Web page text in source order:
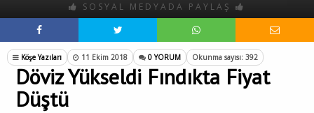
SOSYAL MEDYADA PAYLAŞ
Köşe Yazıları 11 Ekim 2018 0 YORUM Okunma sayısı: 392
Döviz Yükseldi Fındıkta Fiyat
Düştü